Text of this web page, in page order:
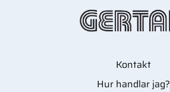
Kontakt
Hur handlar jag?